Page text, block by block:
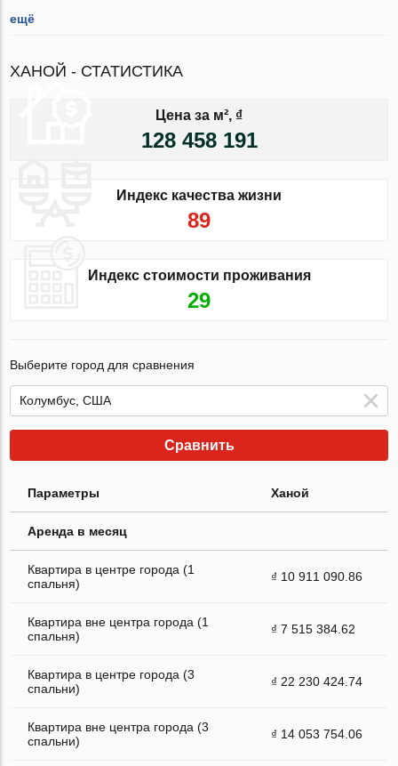
ещё
ХАНОЙ - СТАТИСТИКА
Цена за м², ₫
128 458 191
Индекс качества жизни
89
Индекс стоимости проживания
29
Выберите город для сравнения
Сравнить
Параметры Ханой
Аренда в месяц
Квартира в центре города (1
спальня)
₫ 10 911 090.86
Квартира вне центра города (1
спальня)
₫ 7 515 384.62
Квартира в центре города (3
спальни)
₫ 22 230 424.74
Квартира вне центра города (3
спальни)
₫ 14 053 754.06